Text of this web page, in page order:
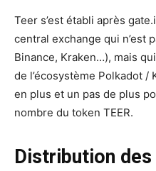
Teer s’est établi après
central exchange qui n’est
Binance, Kraken…), mais
de l’écosystème Polkadot /
en plus et un pas de plus
nombre du token TEER.
Distribution